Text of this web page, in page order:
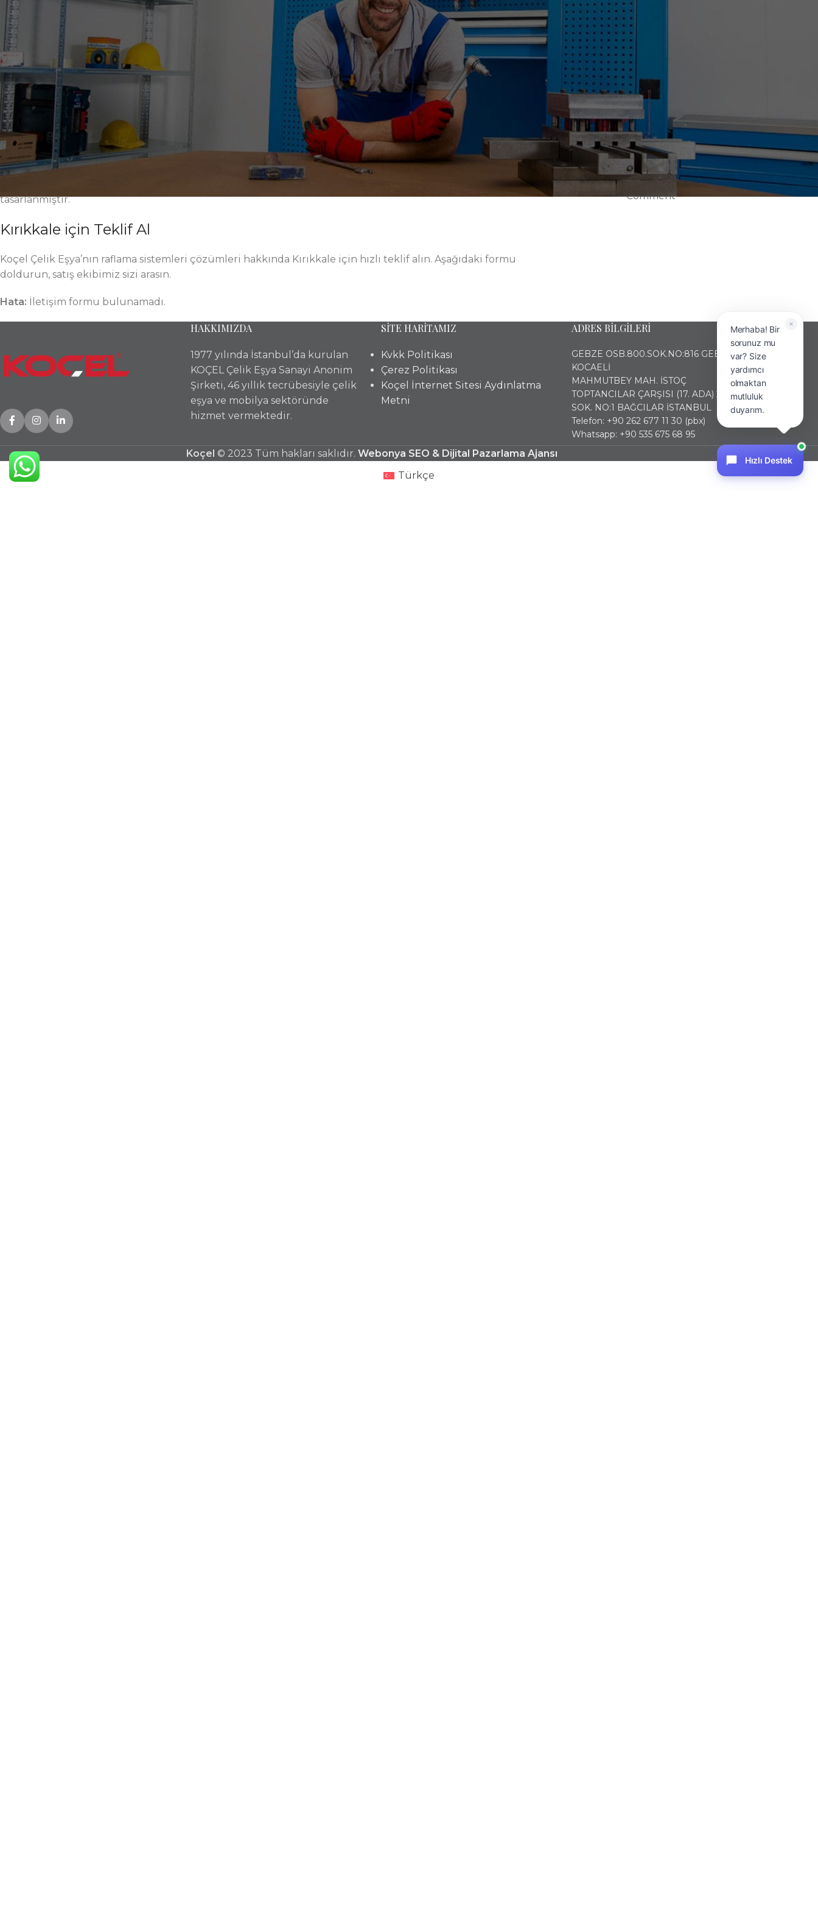
Elektrostatik toz boya yüzey, korozyona ve çizilmelere karşı üst düzey koruma sağlar. Modüler aksesuar
seçenekleri; farklı proses, hücre ve istasyonlara hızlı uyum imkânı verir. Güvenli kilit mekanizmaları ve
ergonomik tutamaklar, iş güvenliği standartlarını yükseltir. Ürün ailesi, bakım, montaj ve kalite kontrol gibi
kritik üretim adımlarında düzeni kalıcı kılar. Modern Kırıkkale endüstrisinde beklentilere tam cevap veren bu
yapı, uzun vadeli toplam sahip olma maliyetini düşürür.
Kırıkkale fabrikalarında raflama sistemleri ile hedef, düzenli depolama ve hızlı akıştır. Bu nedenle ürünlerimiz;
yüksek taşıma kapasitesi, sessiz ray sistemleri, ayarlanabilir raflar ve etiketlenebilir bölücüler gibi detaylarla
zenginleştirilmiştir. Montaj ve bakım işlemleri kolaydır, kısa sürede devreye alınır ve üretim planını kesintiye
uğratmaz. Sahadan gelen geri bildirimler, mühendislik ekibimizin sürekli iyileştirme döngüsüne veri sağlar.
Ölçülendirme, renk ve donanım alışkanlıklarınız için geniş bir opsiyon listesi sunarız. Sonuç olarak; çelik, metal,
endüstriyel, sanayi, atölye, üretim, 5S, verimlilik ve fabrika odaklı bakış açımızla, Raflama Sistemleri sayfalarında
gördüğünüz her seçenek Kırıkkale sanayisi için performans, güvenlik ve sürdürülebilirlik denge noktası olarak
tasarlanmıştır.
Kırıkkale için Teklif Al
Koçel Çelik Eşya’nın raflama sistemleri çözümleri hakkında Kırıkkale için hızlı teklif alın. Aşağıdaki formu
doldurun, satış ekibimiz sizi arasın.
Hata: İletişim formu bulunamadı.
CEMAT WIN EURASIA
2019 FUARINADAYIZ.
28 Nisan 2023
Comment
BURSA METAL&SAÇ
İŞLEME
TEKNOLOJİLERİ VE
OTOMASYON
FUARINDAYIZ
28 Nisan 2023 1
Comment
HAKKIMIZDA
1977 yılında İstanbul’da kurulan
KOÇEL Çelik Eşya Sanayi Anonim
Şirketi, 46 yıllık tecrübesiyle çelik
eşya ve mobilya sektöründe
hizmet vermektedir.
SİTE HARİTAMIZ
Kvkk Politikası
Çerez Politikası
Koçel İnternet Sitesi Aydınlatma
Metni
ADRES BİLGİLERİ
GEBZE OSB.800.SOK.NO:816 GEBZE
KOCAELİ
MAHMUTBEY MAH. İSTOÇ
TOPTANCILAR ÇARŞISI (17. ADA) 2436
SOK. NO:1 BAĞCILAR İSTANBUL
Telefon: +90 262 677 11 30 (pbx)
Whatsapp: +90 535 675 68 95
Koçel © 2023 Tüm hakları saklıdır. Webonya SEO & Dijital Pazarlama Ajansı
Türkçe
Merhaba! Bir
sorunuz mu
var? Size
yardımcı
olmaktan
mutluluk
duyarım.
Hızlı Destek